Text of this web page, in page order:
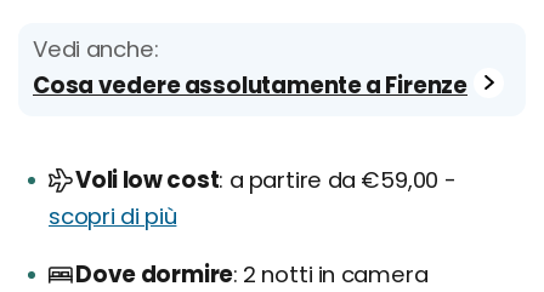
Vedi anche:
Cosa vedere assolutamente a Firenze
Voli low cost a partire da €59,00 -
scopri di più
Dove dormire 2 notti in camera